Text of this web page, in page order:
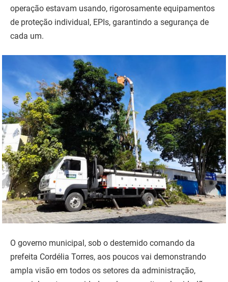
operação estavam usando, rigorosamente equipamentos
de proteção individual, EPIs, garantindo a segurança de
cada um.
O governo municipal, sob o destemido comando da
prefeita Cordélia Torres, aos poucos vai demonstrando
ampla visão em todos os setores da administração,